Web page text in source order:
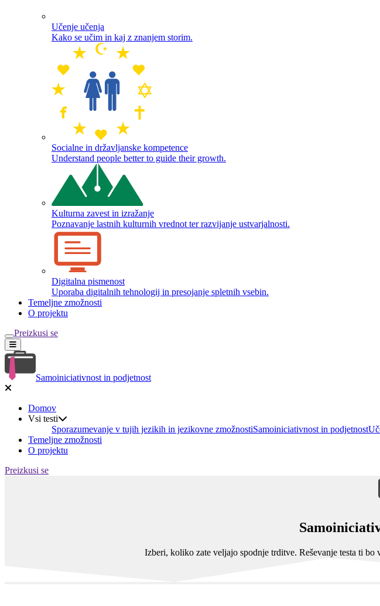
Učenje učenja
Kako se učim in kaj z znanjem storim.
Socialne in državljanske kompetence
Understand people better to guide their growth.
Kulturna zavest in izražanje
Poznavanje lastnih kulturnih vrednot ter razvijanje ustvarjalnosti.
Digitalna pismenost
Uporaba digitalnih tehnologij in presojanje spletnih vsebin.
Temeljne zmožnosti
O projektu
Preizkusi se
Samoiniciativnost in podjetnost
Domov
Vsi testi
Sporazumevanje v tujih jezikih in jezikovne zmožnostiSamoiniciativnost in podjetnost
Temeljne zmožnosti
O projektu
Preizkusi se
Izberi, koliko zate veljajo spodnje trditve. Reševanje testa ti